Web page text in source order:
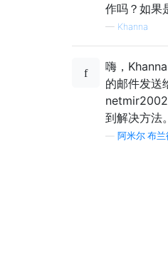
作吗？如果
— Khanna
嗨，
的邮件发送
到解决方法。
阿米尔·布兰